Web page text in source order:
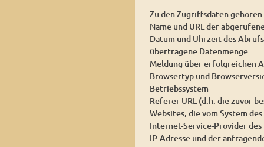
Zu den Zugriffsdaten gehören:
Name und URL der
Datum und Uhrzeit des Abrufs
übertragene Datenmenge
Meldung über erfolgreichen
Browsertyp und
Betriebssystem
Referer URL (d.h. die zuvor
Websites, die vom System
Internet-Service-Provider
IP-Adresse und der